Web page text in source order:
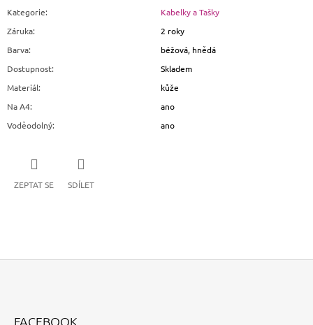
Kategorie:
Kabelky a Tašky
Záruka:
2 roky
Barva:
béžová, hnědá
Dostupnost:
Skladem
Materiál:
kůže
Na A4:
ano
Voděodolný: ano
ZEPTAT SE SDÍLET
FACEBOOK